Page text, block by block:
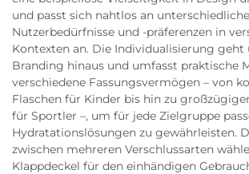
und passt sich nahtlos an unterschiedliche
Nutzerbedürfnisse und -präferenzen in
Kontexten an. Die Individualisierung geht
Branding hinaus und umfasst praktische
verschiedene Fassungsvermögen – von
Flaschen für Kinder bis hin zu
für Sportler –, um für jede Zielgruppe
Hydratationslösungen zu gewährleisten.
zwischen mehreren Verschlussarten
Klappdeckel für den einhändigen